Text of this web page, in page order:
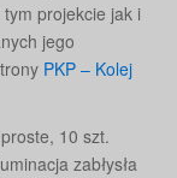
projekcie jak i
jego
PKP – Kolej
10 szt.
zabłysła